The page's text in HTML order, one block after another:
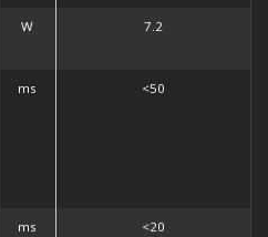
W 7.2
ms <50
ms <20